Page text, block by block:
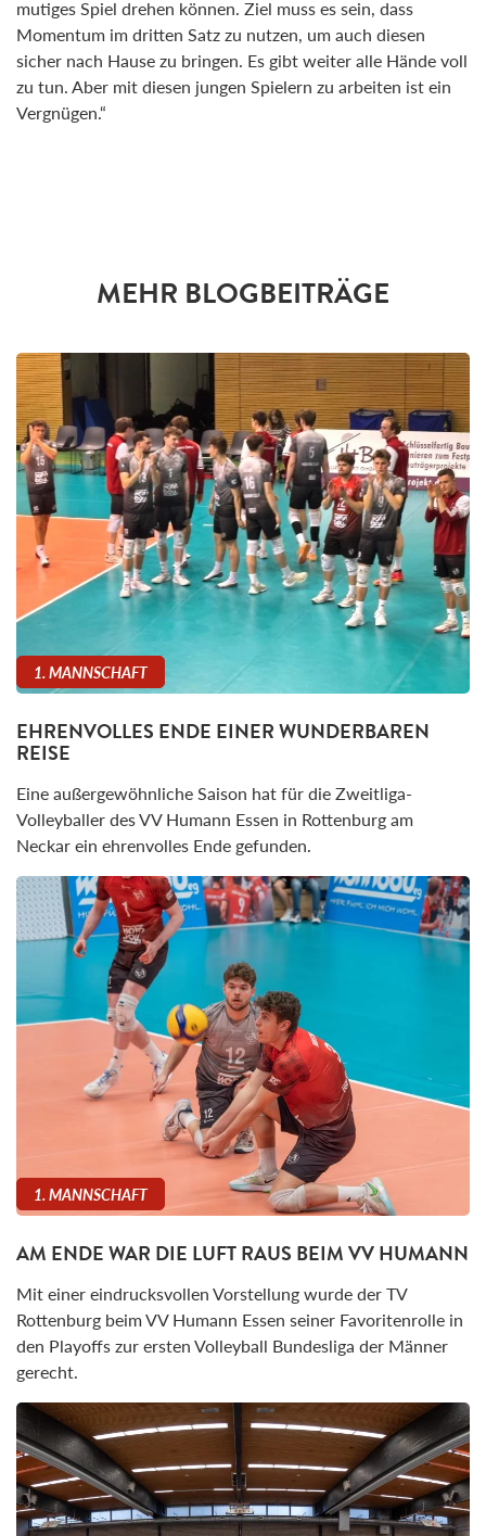
mutiges Spiel drehen können. Ziel muss es sein, dass
Momentum im dritten Satz zu nutzen, um auch diesen
sicher nach Hause zu bringen. Es gibt weiter alle Hände voll
zu tun. Aber mit diesen jungen Spielern zu arbeiten ist ein
Vergnügen.“
MEHR BLOGBEITRÄGE
1. MANNSCHAFT
EHRENVOLLES ENDE EINER WUNDERBAREN
REISE
Eine außergewöhnliche Saison hat für die Zweitliga-
Volleyballer des VV Humann Essen in Rottenburg am
Neckar ein ehrenvolles Ende gefunden.
1. MANNSCHAFT
AM ENDE WAR DIE LUFT RAUS BEIM VV HUMANN
Mit einer eindrucksvollen Vorstellung wurde der TV
Rottenburg beim VV Humann Essen seiner Favoritenrolle in
den Playoffs zur ersten Volleyball Bundesliga der Männer
gerecht.